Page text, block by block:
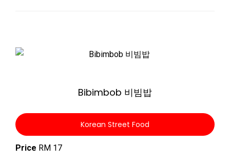
Bibimbob 비빔밥
Korean Street Food
Price RM 17